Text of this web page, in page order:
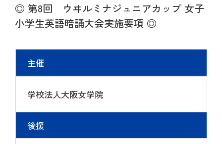
◎ 第8回 ウヰルミナジュニアカップ 女子
小学生英語暗誦大会実施要項 ◎
主催
学校法人大阪女学院
後援